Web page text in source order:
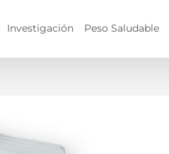
Investigación Peso Saludable